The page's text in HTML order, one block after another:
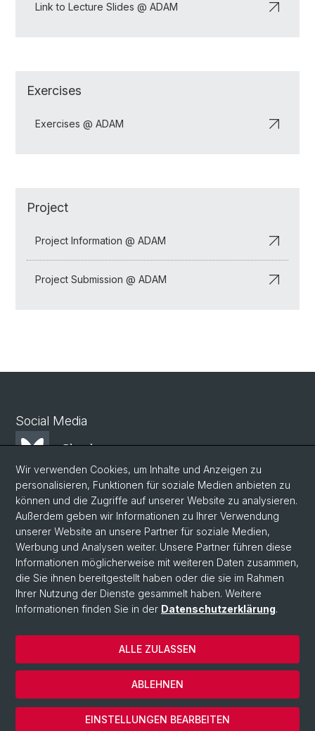
Link to Lecture Slides @ ADAM
Exercises
Exercises @ ADAM
Project
Project Information @ ADAM
Project Submission @ ADAM
Social Media
Bluesky
Mastodon
LinkedIn
Instagram
© Universität Basel
Datenschutzerklärung
Wir verwenden Cookies, um Inhalte und Anzeigen zu
personalisieren, Funktionen für soziale Medien anbieten zu
können und die Zugriffe auf unserer Website zu analysieren.
Außerdem geben wir Informationen zu Ihrer Verwendung
unserer Website an unsere Partner für soziale Medien,
Werbung und Analysen weiter. Unsere Partner führen diese
Informationen möglicherweise mit weiteren Daten zusammen,
die Sie ihnen bereitgestellt haben oder die sie im Rahmen
Ihrer Nutzung der Dienste gesammelt haben. Weitere
Informationen finden Sie in der Datenschutzerklärung.
EINSTELLUNGEN BEARBEITEN
ABLEHNEN
ALLE ZULASSEN